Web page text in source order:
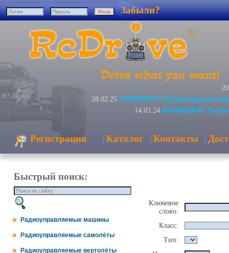
Забыли?
28.02.25 НОВИНКА!
14.03.24 НОВИНКИ!
Регистрация | Каталог | Контакты |
Быстрый поиск:
Радиоуправляемые машины
Радиоуправляемые самолёты
Радиоуправляемые вертолёты
Ключевое
слово:
Класс:
Тип: